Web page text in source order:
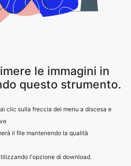
clic sulla freccia del menu a discesa e
il file mantenendo la qualità